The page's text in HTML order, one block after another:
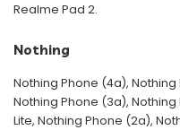
Realme Pad 2.
Nothing
Nothing Phone (4a),
Nothing Phone (3a),
Lite, Nothing Phone (2a),